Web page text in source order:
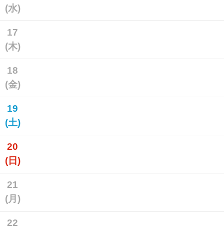
(水)
17
(木)
18
(金)
19
(土)
20
(日)
21
(月)
22